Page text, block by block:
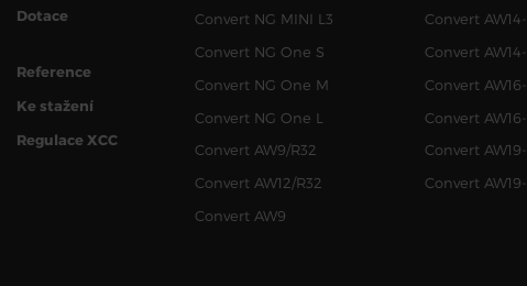
Dotace
Reference
Ke stažení
Regulace XCC
Convert NG MINI L3
Convert NG One S
Convert NG One M
Convert NG One L
Convert AW9/R32
Convert AW12/R32
Convert AW9
Convert
Convert
Convert
Convert
Convert
Convert